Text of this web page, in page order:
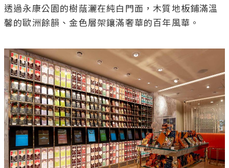
透過永康公園的樹蔭灑在純白門面，木質地板鋪滿溫
馨的歐洲餘韻、金色層架鑲滿奢華的百年風華。